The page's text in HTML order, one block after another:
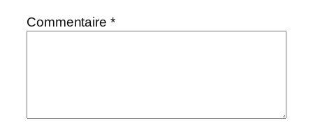
Commentaire *